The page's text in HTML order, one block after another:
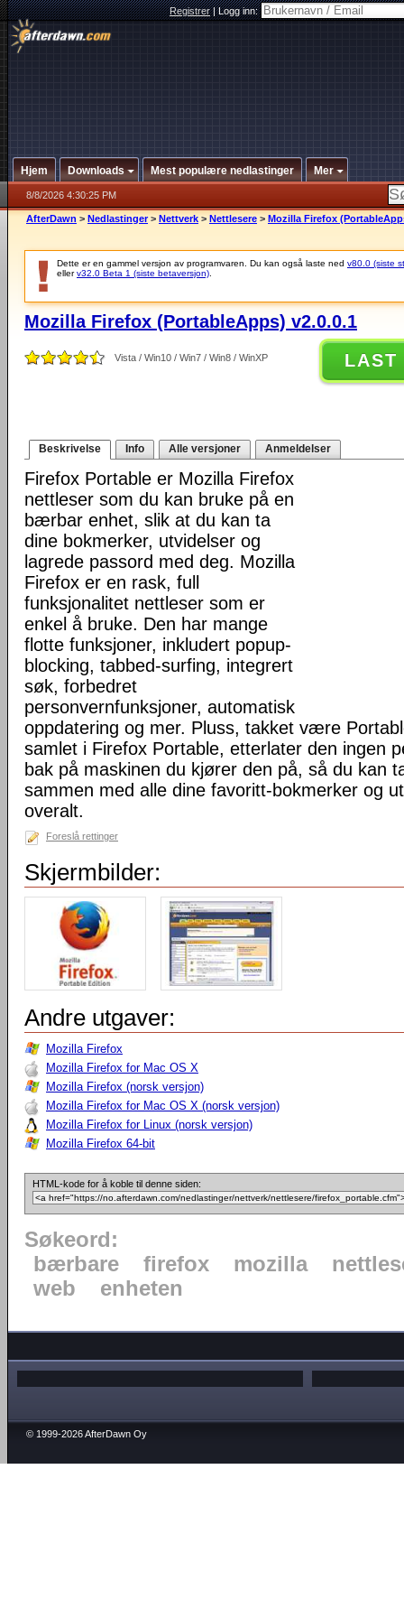
Registrer|Logg inn:
Hjem Downloads Mest populære nedlastinger Mer
8/8/2026 4:30:25 PM
AfterDawn > Nedlastinger > Nettverk > Nettlesere > Mozilla Firefox
Dette er en gammel versjon av programvaren. Du kan også laste ned v80.0 (siste
ellerv32.0 Beta 1 (siste betaversjon)
Mozilla Firefox (PortableApps) v2.0.0.1
Vista / Win10 / Win7 / Win8 / WinXP LAST
Beskrivelse Info Alle versjoner Anmeldelser
Firefox Portable er Mozilla Firefox
nettleser som du kan bruke på en
bærbar enhet, slik at du kan ta
dine bokmerker, utvidelser og
lagrede passord med deg. Mozilla
Firefox er en rask, full
funksjonalitet nettleser som er
enkel å bruke. Den har mange
flotte funksjoner, inkludert popup-
blocking, tabbed-surfing, integrert
søk, forbedret
personvernfunksjoner, automatisk
oppdatering og mer. Pluss, takket være
samlet i Firefox Portable, etterlater den ingen
bak på maskinen du kjører den på, så du kan
sammen med alle dine favoritt-bokmerker og
overalt.
Foreslå rettinger
Skjermbilder:
Andre utgaver:
Mozilla Firefox
Mozilla Firefox for Mac OS X
Mozilla Firefox (norsk versjon)
Mozilla Firefox for Mac OS X (norsk versjon)
Mozilla Firefox for Linux (norsk versjon)
Mozilla Firefox 64-bit
HTML-kode for å koble til denne siden:
Søkeord:
bærbare
firefox mozilla
web
enheten
© 1999-2026 AfterDawn Oy